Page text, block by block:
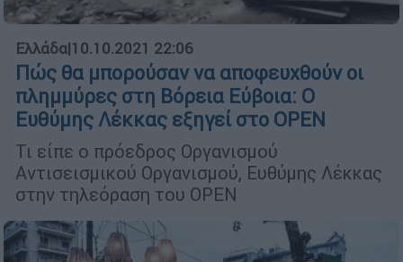
Ελλάδα|10.10.2021 22:06
Πώς θα μπορούσαν να αποφευχθούν οι
πλημμύρες στη Βόρεια Εύβοια: Ο
Ευθύμης Λέκκας εξηγεί στο OPEN
Τι είπε ο πρόεδρος Οργανισμού
Αντισεισμικού Οργανισμού, Ευθύμης Λέκκας
στην τηλεόραση του OPEN